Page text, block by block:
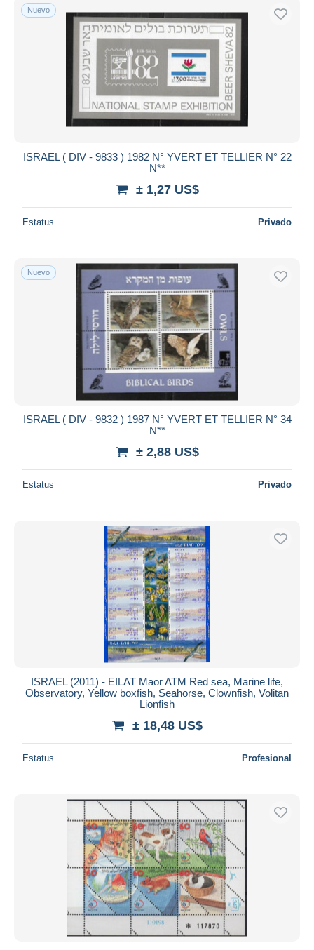
Nuevo
ISRAEL ( DIV - 9833 ) 1982 N° YVERT ET TELLIER N° 22
N**
± 1,27 US$
Estatus Privado
Nuevo
ISRAEL ( DIV - 9832 ) 1987 N° YVERT ET TELLIER N° 34
N**
± 2,88 US$
Estatus Privado
ISRAEL (2011) - EILAT Maor ATM Red sea, Marine life,
Observatory, Yellow boxfish, Seahorse, Clownfish, Volitan
Lionfish
± 18,48 US$
Estatus Profesional